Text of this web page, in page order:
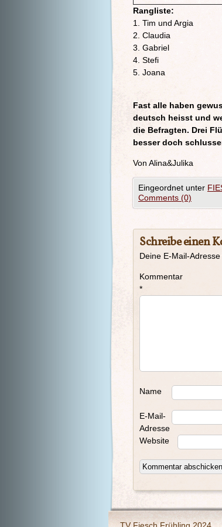
Rangliste:
1. Tim und Argia
2. Claudia
3. Gabriel
4. Stefi
5. Joana
Fast alle haben
deutsch heisst und
die Befragten. Drei
besser doch
Von Alina&Julika
Eingeordnet unter
Comments (0)
Schreibe einen
Deine E-Mail-
Kommentar
*
Name
E-Mail-
Adresse
Website